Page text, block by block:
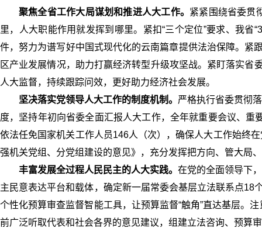
聚焦全省工作大局谋划和推进人大工作。 紧紧围绕省委贯
里，人大职能作用就发挥到哪里。紧扣“三个定位”要求、我
件，努力为谱写好中国式现代化的云南篇章提供法治保障。紧
区产业发展情况，助力打赢经济转型升级攻坚战。紧盯落实
人大监督，持续跟踪问效，更好助力经济社会发展。
坚决落实党领导人大工作的制度机制。 严格执行省委贯彻
度，坚持年初向省委全面汇报人大工作，全年就重要会议、
依法任免国家机关工作人员146人（次），确保人大工作始终
强机关党组、分党组建设的意见》，充分发挥把方向、管大局
丰富发展全过程人民民主的人大实践。 在党的全面领导下
主民意表达平台和载体，确定新一届常委会基层立法联系点18
个性化预算审查监督智能工具，让预算监督“触角”直达基层。
前广泛听取代表和社会各界的意见建议，组建立法咨询、预算